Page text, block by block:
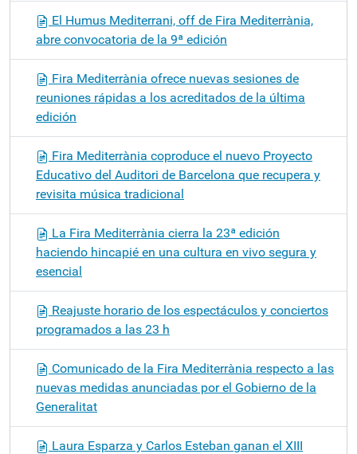
El Humus Mediterrani, off de Fira Mediterrània,
abre convocatoria de la 9ª edición
Fira Mediterrània ofrece nuevas sesiones de
reuniones rápidas a los acreditados de la última
edición
Fira Mediterrània coproduce el nuevo Proyecto
Educativo del Auditori de Barcelona que recupera y
revisita música tradicional
La Fira Mediterrània cierra la 23ª edición
haciendo hincapié en una cultura en vivo segura y
esencial
Reajuste horario de los espectáculos y conciertos
programados a las 23 h
Comunicado de la Fira Mediterrània respecto a las
nuevas medidas anunciadas por el Gobierno de la
Generalitat
Laura Esparza y Carlos Esteban ganan el XIII